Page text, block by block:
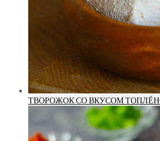
ТВОРОЖОК СО ВКУСОМ